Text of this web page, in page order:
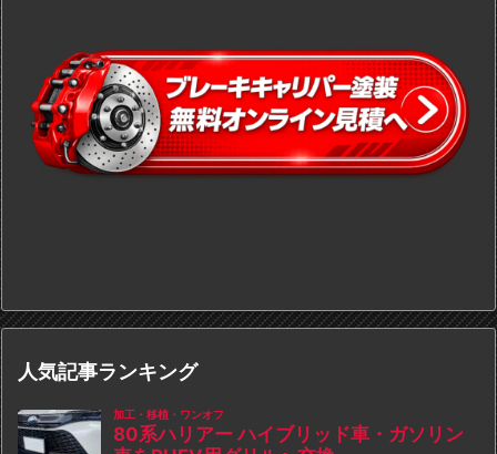
人気記事ランキング